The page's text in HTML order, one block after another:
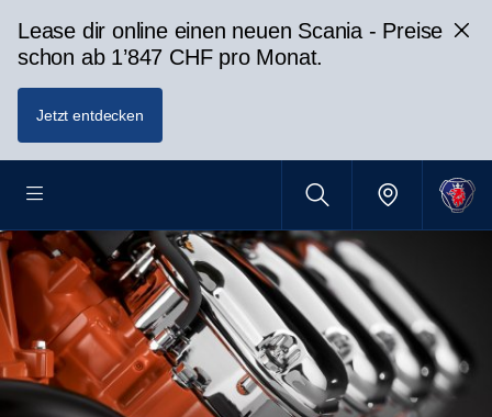
Lease dir online einen neuen Scania - Preise
schon ab 1’847 CHF pro Monat.
Jetzt entdecken